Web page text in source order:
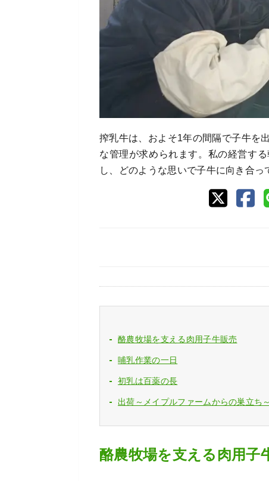
搾乳牛は、およそ1年の間隔で子牛を
な管理が求められます。私の経営す
し、どのような思いで子牛に向き合っ
酪農牧場を支える肉用子牛販売
哺乳作業の一日
初乳は百薬の長
出荷～メイプルファームからの巣立ち～
酪農牧場を支える肉用子